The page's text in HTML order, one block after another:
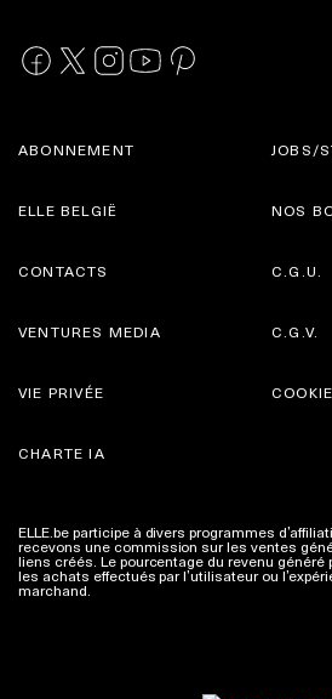
ABONNEMENT
ELLE BELGIË
JOBS/
NOS
CONTACTS
VENTURES MEDIA
C.G.U.
C.G.V.
VIE PRIVÉE
CHARTE IA
ELLE.be participe à divers programmes
recevons une commission sur les ventes
liens créés. Le pourcentage du revenu généré
les achats effectués par l’utilisateur ou
marchand. Plus d'infos